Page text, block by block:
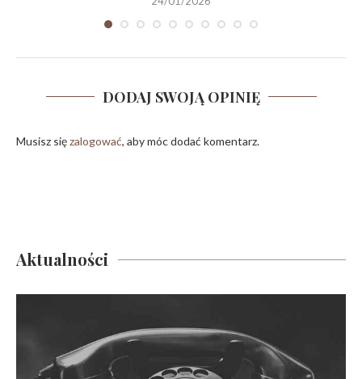
DODAJ SWOJĄ OPINIĘ
Musisz sięzalogować, aby móc dodać komentarz.
Aktualności